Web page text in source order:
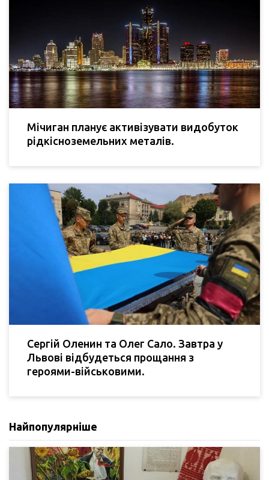
Мічиган планує активізувати видобуток
рідкісноземельних металів.
Сергій Оленин та Олег Сало. Завтра у
Львові відбудеться прощання з
героями-військовими.
Найпопулярніше